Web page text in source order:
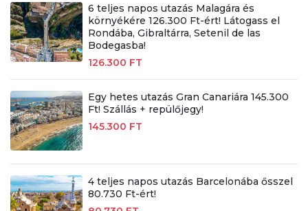
6 teljes napos utazás Malagára és
környékére 126.300 Ft-ért! Látogass el
Rondába, Gibraltárra, Setenil de las
Bodegasba!
126.300 FT
Egy hetes utazás Gran Canariára 145.300
Ft! Szállás + repülőjegy!
145.300 FT
4 teljes napos utazás Barcelonába ősszel
80.730 Ft-ért!